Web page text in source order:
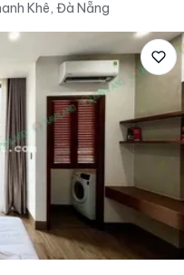
Khê, Đà Nẵng